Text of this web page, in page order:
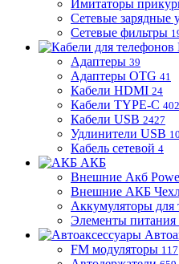
Имитаторы
Сетевые зарядные
Сетевые фильтры
Адаптеры 39
Адаптеры OTG 41
Кабели HDMI 24
Кабели TYPE-C 402
Кабели USB 2427
Удлинители USB 10
Кабель сетевой 4
АКБ
Внешние Акб
Внешние АКБ
Аккумуляторы для
Элементы питания
FM модуляторы 117